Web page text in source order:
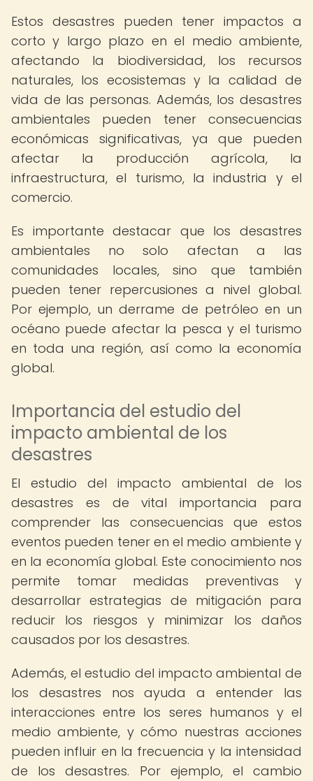
Estos desastres pueden tener impactos a
corto y largo plazo en el medio ambiente,
afectando la biodiversidad, los recursos
naturales, los ecosistemas y la calidad de
vida de las personas. Además, los desastres
ambientales pueden tener consecuencias
económicas significativas, ya que pueden
afectar la producción agrícola, la
infraestructura, el turismo, la industria y el
comercio.
Es importante destacar que los desastres
ambientales no solo afectan a las
comunidades locales, sino que también
pueden tener repercusiones a nivel global.
Por ejemplo, un derrame de petróleo en un
océano puede afectar la pesca y el turismo
en toda una región, así como la economía
global.
Importancia del estudio del
impacto ambiental de los
desastres
El estudio del impacto ambiental de los
desastres es de vital importancia para
comprender las consecuencias que estos
eventos pueden tener en el medio ambiente y
en la economía global. Este conocimiento nos
permite tomar medidas preventivas y
desarrollar estrategias de mitigación para
reducir los riesgos y minimizar los daños
causados por los desastres.
Además, el estudio del impacto ambiental de
los desastres nos ayuda a entender las
interacciones entre los seres humanos y el
medio ambiente, y cómo nuestras acciones
pueden influir en la frecuencia y la intensidad
de los desastres. Por ejemplo, el cambio